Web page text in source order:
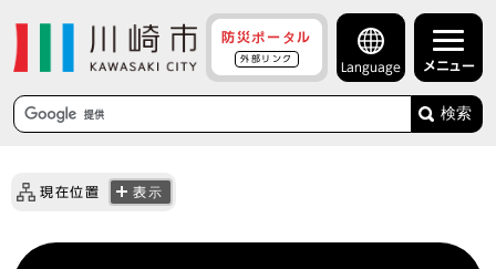
防災ポータル
外部リンク
Language メニュー
検索
現在位置 表示